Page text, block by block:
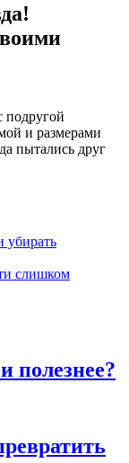
и размерами
пытались друг
убирать
слишком
полезнее?